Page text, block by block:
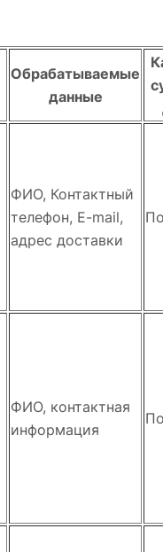
Обрабатываемые
данные
ФИО, Контактный
телефон, E-mail,
адрес доставки
ФИО, контактная
информация